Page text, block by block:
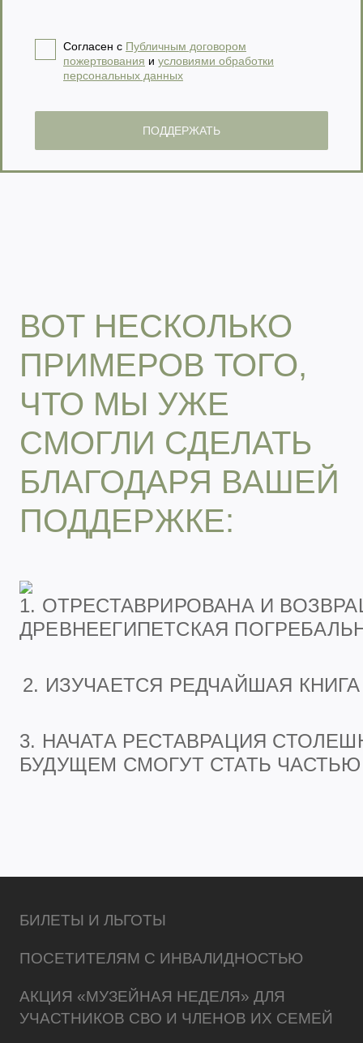
Согласен с Публичным договором
пожертвования и условиями обработки
персональных данных
ПОДДЕРЖАТЬ
ВОТ НЕСКОЛЬКО
ПРИМЕРОВ ТОГО,
ЧТО МЫ УЖЕ
СМОГЛИ СДЕЛАТЬ
БЛАГОДАРЯ ВАШЕЙ
ПОДДЕРЖКЕ:
1. ОТРЕСТАВРИРОВАНА И
ДРЕВНЕЕГИПЕТСКАЯ
2. ИЗУЧАЕТСЯ РЕДЧАЙШАЯ
3. НАЧАТА РЕСТАВРАЦИЯ
БУДУЩЕМ СМОГУТ СТАТЬ
БИЛЕТЫ И ЛЬГОТЫ
ПОСЕТИТЕЛЯМ С ИНВАЛИДНОСТЬЮ
АКЦИЯ «МУЗЕЙНАЯ НЕДЕЛЯ» ДЛЯ
УЧАСТНИКОВ СВО И ЧЛЕНОВ ИХ СЕМЕЙ